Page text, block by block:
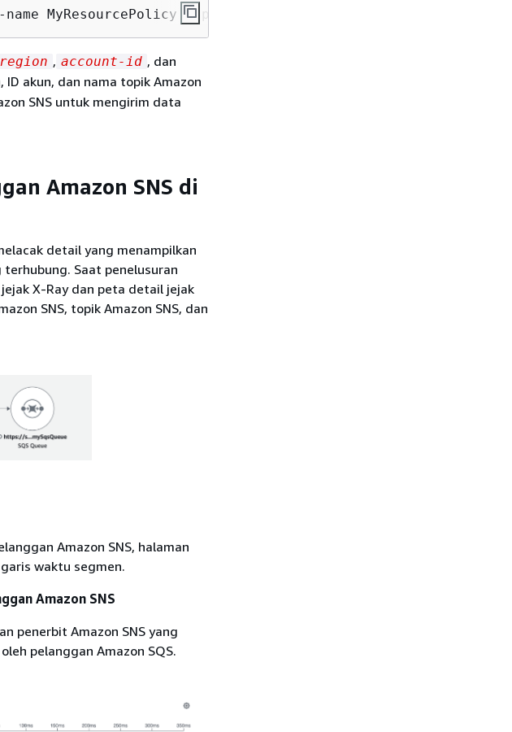
MyResourcePolicy --policy-document
region , account-id , dan
akun, dan nama topik Amazon
SNS untuk mengirim data
Amazon SNS di
detail yang menampilkan
Saat penelusuran
X-Ray dan peta detail jejak
SNS, topik Amazon SNS, dan
Amazon SNS, halaman
waktu segmen.
Amazon SNS
penerbit Amazon SNS yang
pelanggan Amazon SQS.